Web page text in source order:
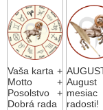
Vaša karta +
Motto +
Posolstvo +
Dobrá rada
mesiac
radosti!